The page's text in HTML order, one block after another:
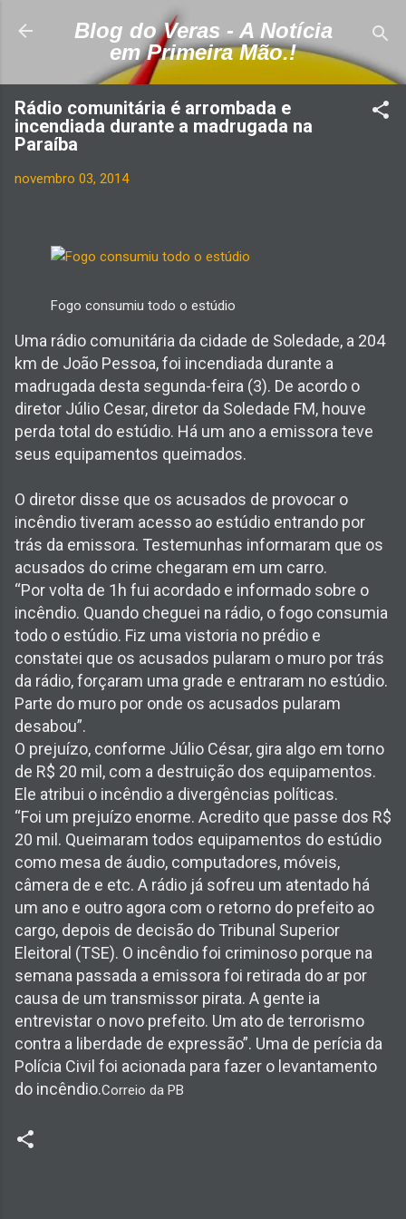
Pular para o conteúdo principal
Blog do Veras - A Notícia
em Primeira Mão.!
Rádio comunitária é arrombada e
incendiada durante a madrugada na
Paraíba
novembro 03, 2014
Fogo consumiu todo o estúdio
Uma rádio comunitária da cidade de Soledade, a 204
km de João Pessoa, foi incendiada durante a
madrugada desta segunda-feira (3). De acordo o
diretor Júlio Cesar, diretor da Soledade FM, houve
perda total do estúdio. Há um ano a emissora teve
seus equipamentos queimados.
O diretor disse que os acusados de provocar o
incêndio tiveram acesso ao estúdio entrando por
trás da emissora. Testemunhas informaram que os
acusados do crime chegaram em um carro.
“Por volta de 1h fui acordado e informado sobre o
incêndio. Quando cheguei na rádio, o fogo consumia
todo o estúdio. Fiz uma vistoria no prédio e
constatei que os acusados pularam o muro por trás
da rádio, forçaram uma grade e entraram no estúdio.
Parte do muro por onde os acusados pularam
desabou”.
O prejuízo, conforme Júlio César, gira algo em torno
de R$ 20 mil, com a destruição dos equipamentos.
Ele atribui o incêndio a divergências políticas.
“Foi um prejuízo enorme. Acredito que passe dos R$
20 mil. Queimaram todos equipamentos do estúdio
como mesa de áudio, computadores, móveis,
câmera de e etc. A rádio já sofreu um atentado há
um ano e outro agora com o retorno do prefeito ao
cargo, depois de decisão do Tribunal Superior
Eleitoral (TSE). O incêndio foi criminoso porque na
semana passada a emissora foi retirada do ar por
causa de um transmissor pirata. A gente ia
entrevistar o novo prefeito. Um ato de terrorismo
contra a liberdade de expressão”. Uma de perícia da
Polícia Civil foi acionada para fazer o levantamento
do incêndio.Correio da PB